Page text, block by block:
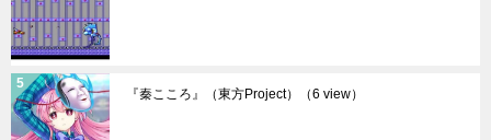
『秦こころ』（東方Project） （6 view）